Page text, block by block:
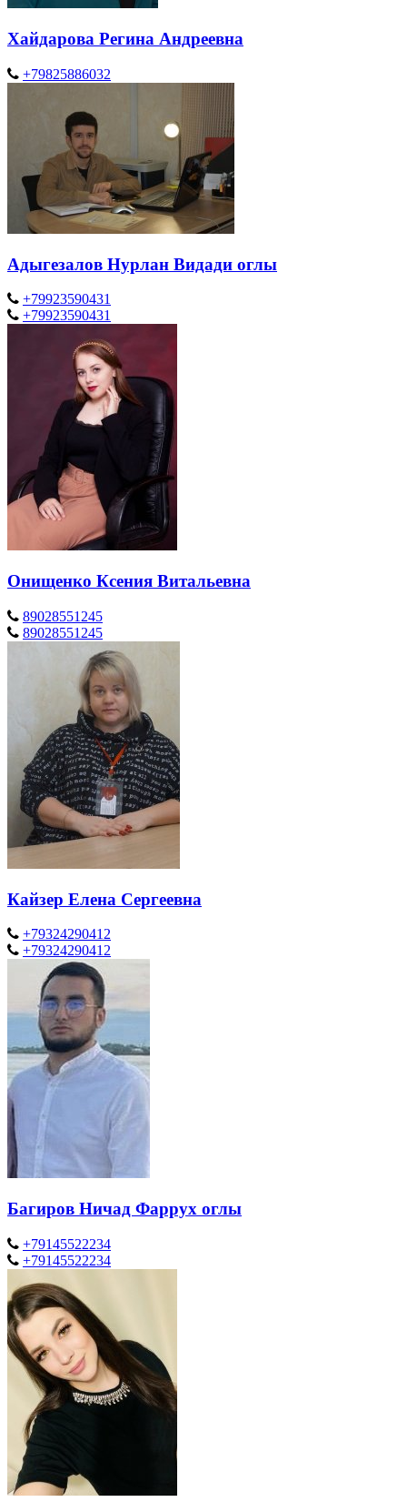
Хайдарова Регина Андреевна
+79825886032
Адыгезалов Нурлан Видади оглы
+79923590431
+79923590431
Онищенко Ксения Витальевна
89028551245
89028551245
Кайзер Елена Сергеевна
+79324290412
+79324290412
Багиров Ничад Фаррух оглы
+79145522234
+79145522234